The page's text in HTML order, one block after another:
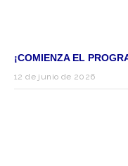
¡COMIENZA EL
12 de junio de 2026